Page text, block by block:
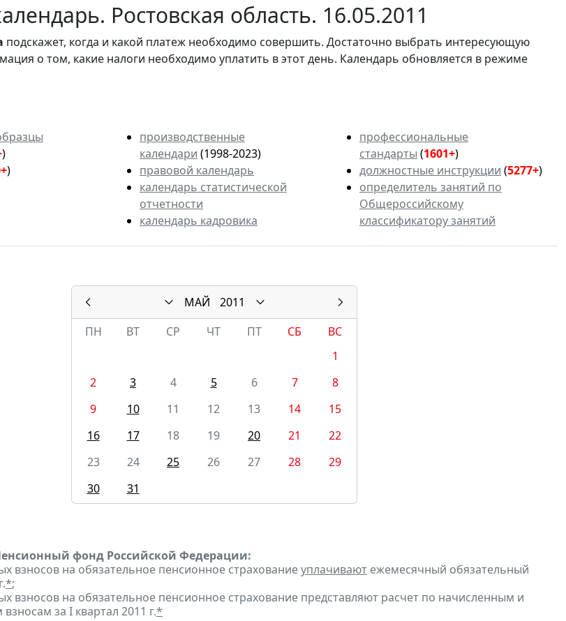
Ростовская область. 16.05.2011
подскажет, когда и какой платеж необходимо совершить. Достаточно выбрать интересующую
о том, какие налоги необходимо уплатить в этот день. Календарь обновляется в режиме
)
)
производственные
календари (1998-2023)
правовой календарь
календарь статистической
отчетности
календарь кадровика
профессиональные
стандарты (1601+)
должностные инструкции (5277+)
определитель занятий по
Общероссийскому
классификатору занятий
МАЙ
2011
ПН
ВТ СР ЧТ ПТ СБ
ВС
1
2
3 4 5 6 7
8
9
10 11 12 13 14
15
16
17 18 19 20 21
22
23
24 25 26 27 28
29
30
31
фонд Российской Федерации:
взносов на обязательное пенсионное страхованиеуплачивают ежемесячный обязательный
*;
взносов на обязательное пенсионное страхование представляют расчет по начисленным и
за I квартал 2011 г.*